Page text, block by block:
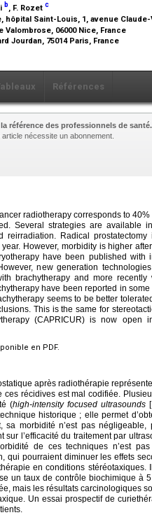
b, F. Rozet c
Saint-Louis, 1, avenue
06000 Nice, France
Jourdan, 75014 Paris, France
Références
référence des professionnels de santé.
nécessite un abonnement.
radiotherapy corresponds to
Several strategies are available
reirradiation. Radical
However, morbidity is higher
have been published with
new generation
brachytherapy and more recently
have been reported in
seems to be better
This is the same for
(CAPRICUR) is now
en PDF.
après radiothérapie
récidives est mal codifiée.
(high-intensity focused ultrasounds
historique ; elle permet
morbidité n’est pas négligeable,
sur l’efficacité du traitement par
de ces techniques n’est
qui pourraient diminuer les effets
en conditions
un taux de contrôle biochimique à
mais les résultats carcinologiques
Un essai prospectif de